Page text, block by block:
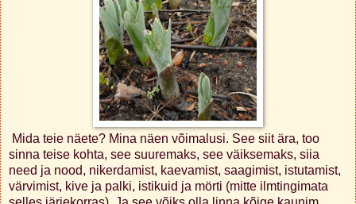
Mida teie näete? Mina näen võimalusi. See siit ära, too
sinna teise kohta, see suuremaks, see väiksemaks, siia
need ja nood, nikerdamist, kaevamist, saagimist, istutamist,
värvimist, kive ja palki, istikuid ja mörti (mitte ilmtingimata